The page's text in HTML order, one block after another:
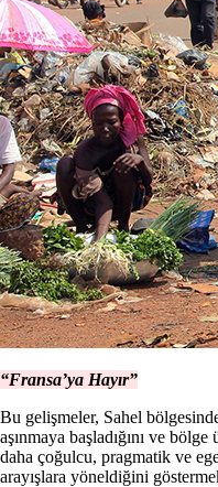
“Fransa’ya Hayır”
Bu gelişmeler, Sahel
aşınmaya başladığını ve
daha çoğulcu, pragmatik ve
arayışlara yöneldiğini